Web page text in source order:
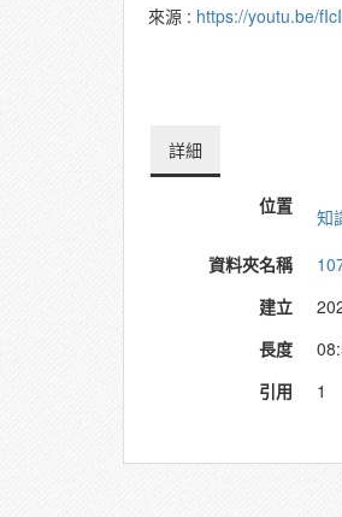
來源 : https://youtu.be/
詳細
位置 知
資料夾名稱
建立
長度
引用
1